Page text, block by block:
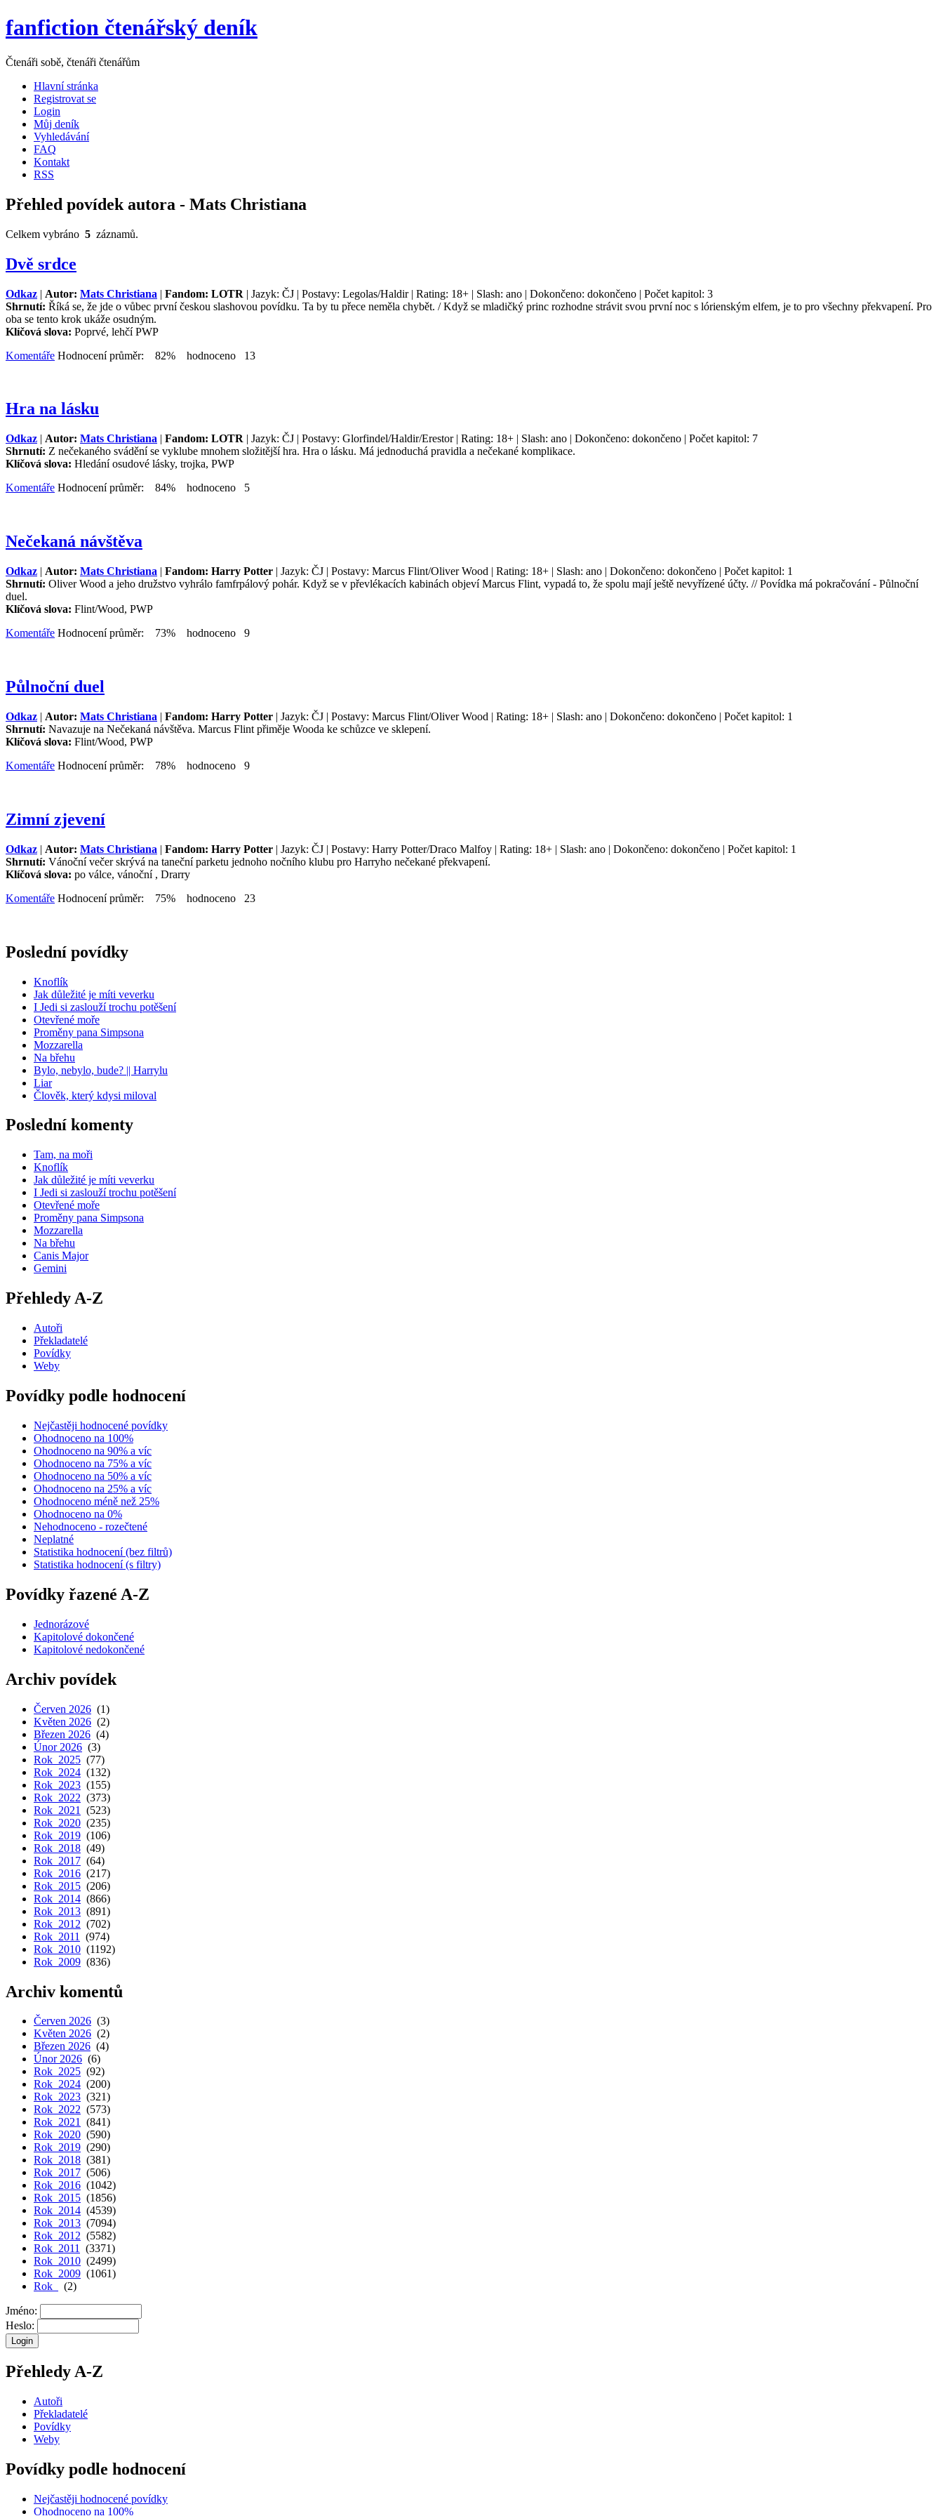
fanfiction čtenářský deník
Čtenáři sobě, čtenáři čtenářům
Hlavní stránka
Registrovat se
Login
Můj deník
Vyhledávání
FAQ
Kontakt
RSS
Přehled povídek autora - Mats Christiana
Celkem vybráno 5 záznamů.
Dvě srdce
Odkaz | Autor: Mats Christiana | Fandom: LOTR | Jazyk: ČJ | Postavy: Legolas/Haldir | Rating: 18+ | Slash: ano | Dokončeno: dokončeno | Počet kapitol: 3
Shrnutí: Říká se, že jde o vůbec první českou slashovou povídku. Ta by tu přece neměla chybět. / Když se mladičký princ rozhodne strávit svou první noc s lórienským elfem, je to pro všechny překvapení. Pro
oba se tento krok ukáže osudným.
Klíčová slova: Poprvé, lehčí PWP
Komentáře Hodnocení průměr: 82% hodnoceno 13
Hra na lásku
Odkaz | Autor: Mats Christiana | Fandom: LOTR | Jazyk: ČJ | Postavy: Glorfindel/Haldir/Erestor | Rating: 18+ | Slash: ano | Dokončeno: dokončeno | Počet kapitol: 7
Shrnutí: Z nečekaného svádění se vyklube mnohem složitější hra. Hra o lásku. Má jednoduchá pravidla a nečekané komplikace.
Klíčová slova: Hledání osudové lásky, trojka, PWP
Komentáře Hodnocení průměr: 84% hodnoceno 5
Nečekaná návštěva
Odkaz | Autor: Mats Christiana | Fandom: Harry Potter | Jazyk: ČJ | Postavy: Marcus Flint/Oliver Wood | Rating: 18+ | Slash: ano | Dokončeno: dokončeno | Počet kapitol: 1
Shrnutí: Oliver Wood a jeho družstvo vyhrálo famfrpálový pohár. Když se v převlékacích kabinách objeví Marcus Flint, vypadá to, že spolu mají ještě nevyřízené účty. // Povídka má pokračování - Půlnoční
duel.
Klíčová slova: Flint/Wood, PWP
Komentáře Hodnocení průměr: 73% hodnoceno 9
Půlnoční duel
Odkaz | Autor: Mats Christiana | Fandom: Harry Potter | Jazyk: ČJ | Postavy: Marcus Flint/Oliver Wood | Rating: 18+ | Slash: ano | Dokončeno: dokončeno | Počet kapitol: 1
Shrnutí: Navazuje na Nečekaná návštěva. Marcus Flint přiměje Wooda ke schůzce ve sklepení.
Klíčová slova: Flint/Wood, PWP
Komentáře Hodnocení průměr: 78% hodnoceno 9
Zimní zjevení
Odkaz | Autor: Mats Christiana | Fandom: Harry Potter | Jazyk: ČJ | Postavy: Harry Potter/Draco Malfoy | Rating: 18+ | Slash: ano | Dokončeno: dokončeno | Počet kapitol: 1
Shrnutí: Vánoční večer skrývá na taneční parketu jednoho nočního klubu pro Harryho nečekané překvapení.
Klíčová slova: po válce, vánoční , Drarry
Komentáře Hodnocení průměr: 75% hodnoceno 23
Poslední povídky
Knoflík
Jak důležité je míti veverku
I Jedi si zaslouží trochu potěšení
Otevřené moře
Proměny pana Simpsona
Mozzarella
Na břehu
Bylo, nebylo, bude? || Harrylu
Liar
Člověk, který kdysi miloval
Poslední komenty
Tam, na moři
Knoflík
Jak důležité je míti veverku
I Jedi si zaslouží trochu potěšení
Otevřené moře
Proměny pana Simpsona
Mozzarella
Na břehu
Canis Major
Gemini
Přehledy A-Z
Autoři
Překladatelé
Povídky
Weby
Povídky podle hodnocení
Nejčastěji hodnocené povídky
Ohodnoceno na 100%
Ohodnoceno na 90% a víc
Ohodnoceno na 75% a víc
Ohodnoceno na 50% a víc
Ohodnoceno na 25% a víc
Ohodnoceno méně než 25%
Ohodnoceno na 0%
Nehodnoceno - rozečtené
Neplatné
Statistika hodnocení (bez filtrů)
Statistika hodnocení (s filtry)
Povídky řazené A-Z
Jednorázové
Kapitolové dokončené
Kapitolové nedokončené
Archiv povídek
Červen 2026 (1)
Květen 2026 (2)
Březen 2026 (4)
Únor 2026 (3)
Rok 2025 (77)
Rok 2024 (132)
Rok 2023 (155)
Rok 2022 (373)
Rok 2021
(523)
Rok 2020 (235)
Rok 2019 (106)
Rok 2018 (49)
Rok 2017 (64)
Rok 2016 (217)
Rok 2015 (206)
Rok 2014 (866)
Rok 2013 (891)
Rok 2012 (702)
Rok 2011
(974)
Rok 2010 (1192)
Rok 2009 (836)
Archiv komentů
Červen 2026 (3)
Květen 2026 (2)
Březen 2026 (4)
Únor 2026 (6)
Rok 2025 (92)
Rok 2024 (200)
Rok 2023 (321)
Rok 2022 (573)
Rok 2021 (841)
Rok 2020 (590)
Rok 2019 (290)
Rok 2018 (381)
Rok 2017 (506)
Rok 2016 (1042)
Rok 2015 (1856)
Rok 2014 (4539)
Rok 2013 (7094)
Rok 2012 (5582)
Rok 2011 (3371)
Rok 2010 (2499)
Rok 2009 (1061)
Rok
(2)
Jméno:
Heslo:
Přehledy A-Z
Autoři
Překladatelé
Povídky
Weby
Povídky podle hodnocení
Nejčastěji hodnocené povídky
Ohodnoceno na 100%